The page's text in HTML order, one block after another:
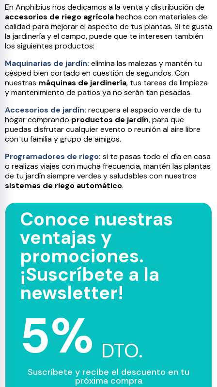
En Anphibius nos dedicamos a la venta y distribución de
accesorios de riego agrícolahechos con materiales de
calidad para mejorar el aspecto de tus plantas. Si te gusta
la jardinería y el campo, puede que te interesen también
los siguientes productos:
Maquinarias de jardín: elimina las malezas y mantén tu
césped bien cortado en cuestión de segundos. Con
nuestras máquinas de jardinería, tus tareas de limpieza
y mantenimiento de patios ya no serán tan pesadas.
Accesorios de jardín: recupera el espacio verde de tu
hogar comprando productos de jardín, para que
puedas disfrutar cualquier evento o reunión al aire libre
con tu familia y grupo de amigos.
Programadores de riego: si te pasas todo el día en casa
o realizas viajes con mucha frecuencia, mantén las plantas
de tu jardín siempre verdes y saludables con nuestros
sistemas de riego automático.
Conoce nuestras
ventajas y
promociones.
¡Suscríbete a la
newsletter!
5% DTO.
Suscríbete y recibe el descuento en tu
próxima compra